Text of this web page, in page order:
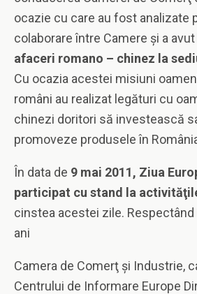
ocazie cu care au fost analizate
colaborare între Camere şi a
afaceri romano – chinez la
Cu ocazia acestei misiuni
români au realizat legături cu
chinezi doritori să investească
promoveze produsele în
În data de 9 mai 2011, Ziua
participat cu stand la
cinstea acestei zile.
ani
Camera de Comerţ şi Industrie,
Centrului de Informare Europe